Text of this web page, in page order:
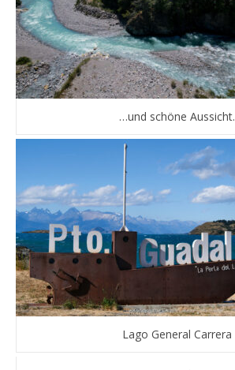
…und schöne Aussicht.
Lago General Carrera